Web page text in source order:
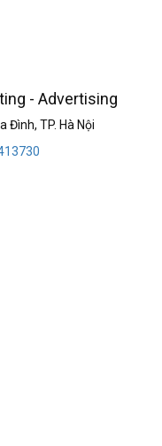
- Advertising
Đình, TP. Hà Nội